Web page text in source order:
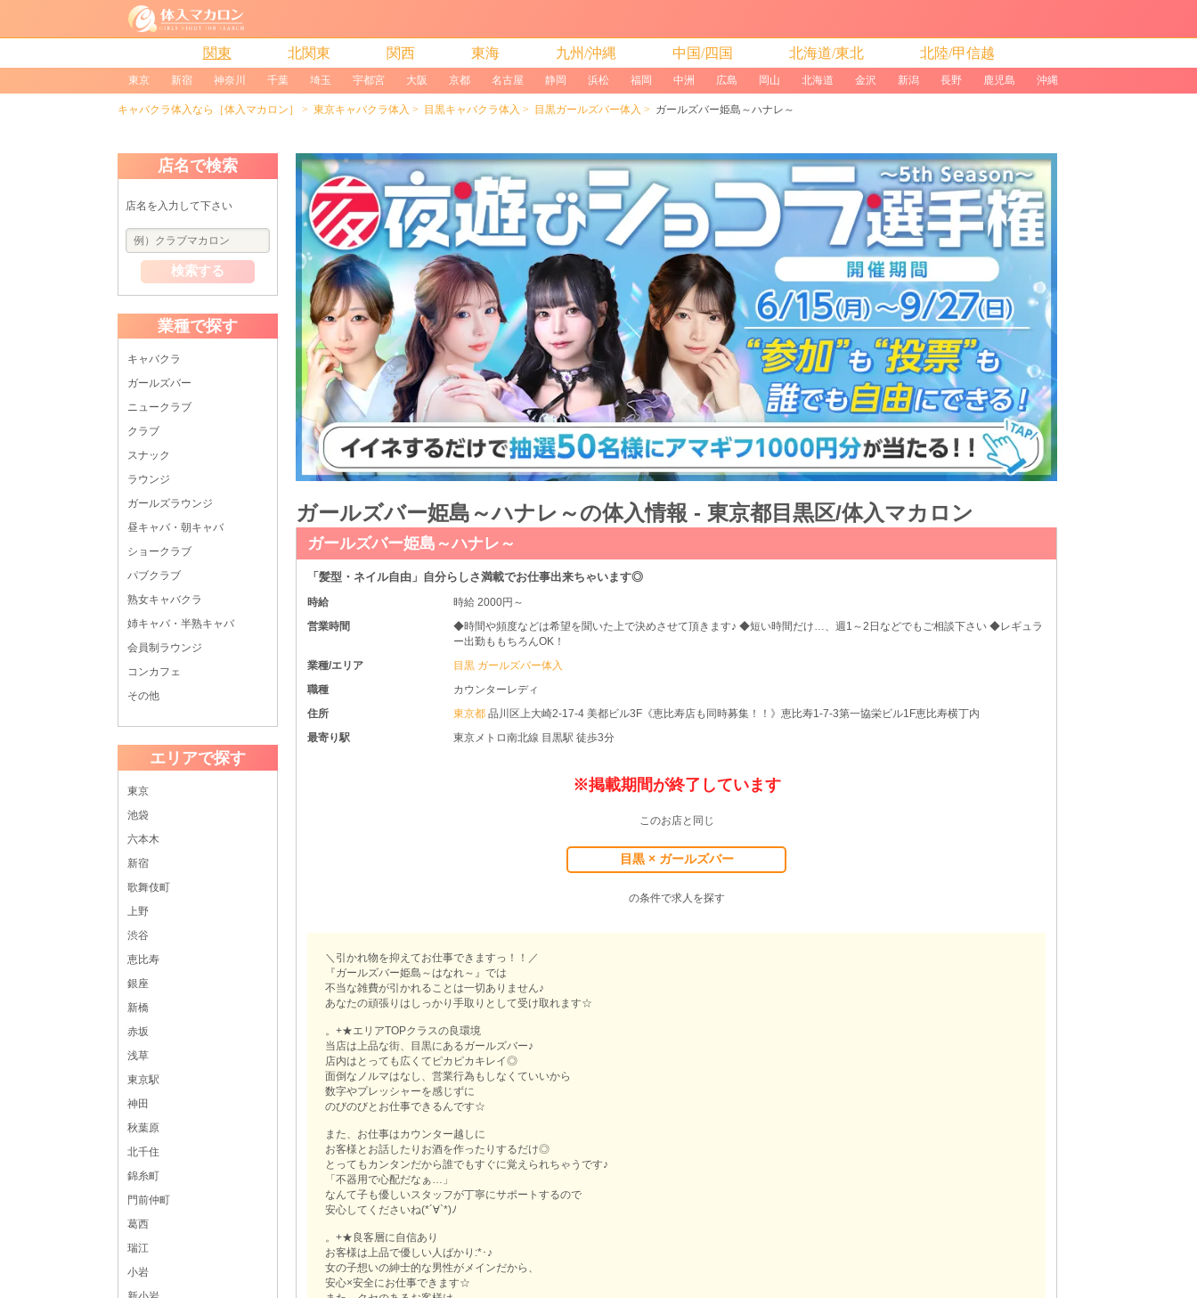
関東 北関東 関西 東海 九州/沖縄 中国/四国 北海道/東北 北陸/甲信越
東京 新宿 神奈川 千葉 埼玉 宇都宮 大阪 京都 名古屋 静岡 浜松 福岡 中洲 広島 岡山 北海道 金沢 新潟 長野 鹿児島 沖縄
キャバクラ体入なら［体入マカロン］ 東京キャバクラ体入 目黒キャバクラ体入 目黒ガールズバー体入 ガールズバー姫島～ハナレ～
店名で検索
店名を入力して下さい
検索する
業種で探す
キャバクラ
ガールズバー
ニュークラブ
クラブ
スナック
ラウンジ
ガールズラウンジ
昼キャバ・朝キャバ
ショークラブ
パブクラブ
熟女キャバクラ
姉キャバ・半熟キャバ
会員制ラウンジ
コンカフェ
その他
エリアで探す
東京
池袋
六本木
新宿
歌舞伎町
上野
渋谷
恵比寿
銀座
新橋
赤坂
浅草
東京駅
神田
秋葉原
北千住
錦糸町
門前仲町
葛西
瑞江
小岩
ガールズバー姫島～ハナレ～の体入情報 - 東京都目黒区/体入マカロン
ガールズバー姫島～ハナレ～
「髪型・ネイル自由」自分らしさ満載でお仕事出来ちゃいます◎
時給
時給 2000円～
営業時間
◆時間や頻度などは希望を聞いた上で決めさせて頂きます♪ ◆短い時間だけ…、週1～2日などでもご相談下さい ◆レギュラ
ー出勤ももちろんOK！
業種/エリア
目黒 ガールズバー体入
職種
カウンターレディ
住所
東京都品川区上大崎2-17-4 美都ビル3F《恵比寿店も同時募集！！》恵比寿1-7-3第一協栄ビル1F恵比寿横丁内
最寄り駅
東京メトロ南北線 目黒駅 徒歩3分
※掲載期間が終了しています
このお店と同じ
目黒 × ガールズバー
の条件で求人を探す
＼引かれ物を抑えてお仕事できますっ！！／
『ガールズバー姫島～はなれ～』では
不当な雑費が引かれることは一切ありません♪
あなたの頑張りはしっかり手取りとして受け取れます☆
。+★エリアTOPクラスの良環境
当店は上品な街、目黒にあるガールズバー♪
店内はとっても広くてピカピカキレイ◎
面倒なノルマはなし、営業行為もしなくていいから
数字やプレッシャーを感じずに
のびのびとお仕事できるんです☆
また、お仕事はカウンター越しに
お客様とお話したりお酒を作ったりするだけ◎
とってもカンタンだから誰でもすぐに覚えられちゃうです♪
「不器用で心配だなぁ…」
なんて子も優しいスタッフが丁寧にサポートするので
安心してくださいね(*´∀`*)ﾉ
。+★良客層に自信あり
お客様は上品で優しい人ばかり:*･♪
女の子想いの紳士的な男性がメインだから、
安心×安全にお仕事できます☆